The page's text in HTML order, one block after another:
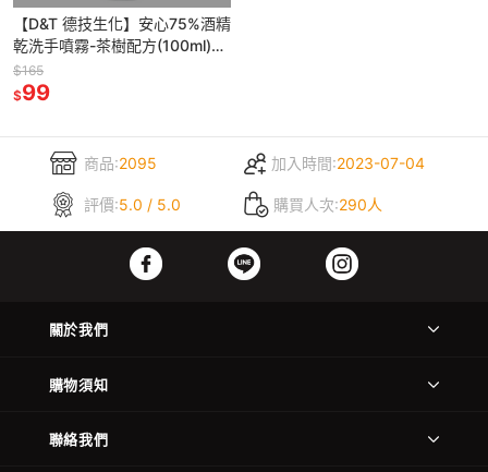
【D&T 德技生化】安心75%酒精
乾洗手噴霧-茶樹配方(100ml)
【8116】
$165
$99
商品:2095 加入時間:2023-07-04
評價:5.0 / 5.0 購買人次:290人
關於我們
購物須知
聯絡我們